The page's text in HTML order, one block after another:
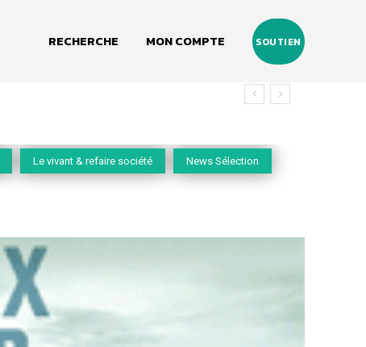
RECHERCHE MON COMPTE SOUTIEN
Le vivant & refaire société News Sélection